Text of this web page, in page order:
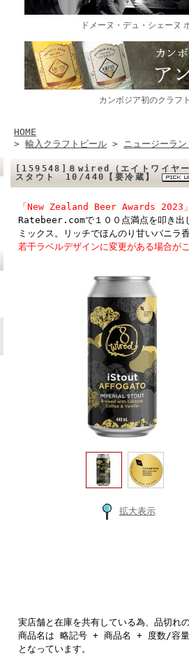
HOME
> 輸入クラフトビール > ニュージーラン
[159548]８wired（エイトワイヤ
スタウト 10/440【要冷蔵】
「New Zealand Beer Awards 2023」
Ratebeer.comで１００点満点を叩き出
ミックス。リッチでほんのり甘いバニラ
若干ラベルデザインに変更がある場合がご
拡大表示
実店舗と在庫を共有している為、品切れ
商品名は 略記号 + 商品名 + 度数/容
となっています。